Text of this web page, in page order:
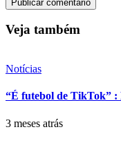
Veja também
Notícias
“É futebol de TikTok” :
3 meses atrás